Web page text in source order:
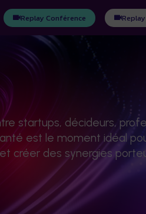
Replay Conférence
startups, décideurs,
est le moment idéal
créer des synergies